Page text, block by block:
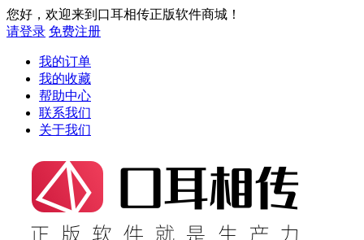
您好，欢迎来到口耳相传正版软件商城！
请登录 免费注册
我的订单
我的收藏
帮助中心
联系我们
关于我们